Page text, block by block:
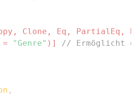
Clone, Eq, PartialEq,
=
"Genre" )]
// Ermöglicht
,